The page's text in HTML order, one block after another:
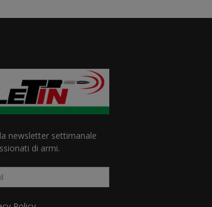
newsletter settimanale
di armi.